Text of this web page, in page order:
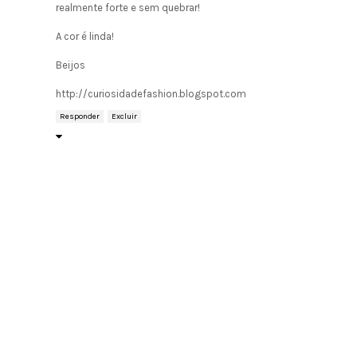
realmente forte e sem quebrar!
A cor é linda!
Beijos
http://curiosidadefashion.blogspot.com
Responder Excluir